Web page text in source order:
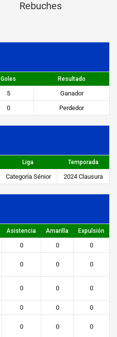
Rebuches
Goles Resultado
5
Ganador
0 Perdedor
Liga Temporada
Categoría Sénior 2024 Clausura
Asistencia Amarilla Expulsión
0 0
0
0 0 0
0 0 0
0 0
0
0 0 0